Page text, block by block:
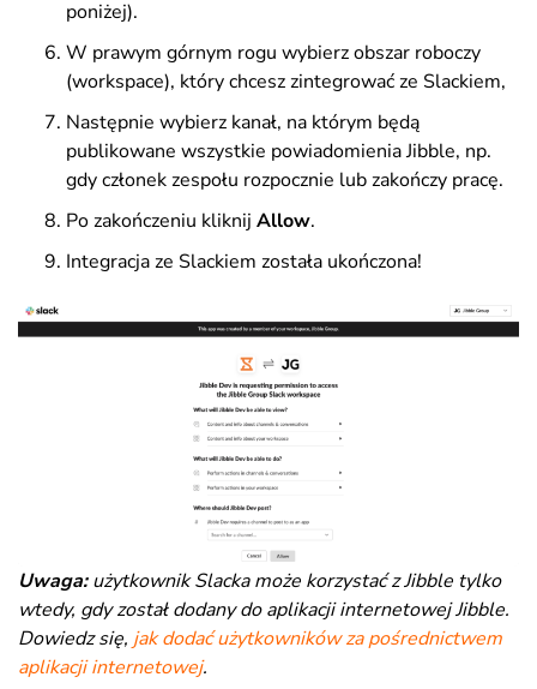
poniżej).
W prawym górnym rogu wybierz obszar roboczy
(workspace), który chcesz zintegrować ze Slackiem,
Następnie wybierz kanał, na którym będą
publikowane wszystkie powiadomienia Jibble, np.
gdy członek zespołu rozpocznie lub zakończy pracę.
Po zakończeniu kliknij Allow.
Integracja ze Slackiem została ukończona!
Uwaga:użytkownik Slacka może korzystać z Jibble tylko
wtedy, gdy został dodany do aplikacji internetowej Jibble.
Dowiedz się, jak dodać użytkowników za pośrednictwem
aplikacji internetowej.